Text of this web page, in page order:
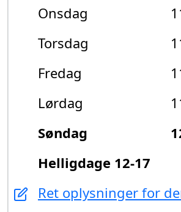
Onsdag
Torsdag
Fredag
Lørdag
Søndag
Helligdage 12-17
Ret oplysninger for